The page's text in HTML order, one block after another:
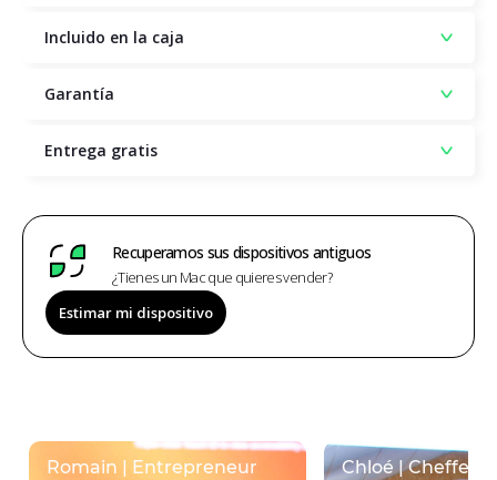
Incluido en la caja
Garantía
Entrega gratis
Recuperamos sus dispositivos antiguos
¿Tienes un Mac que quieres vender?
Estimar mi dispositivo